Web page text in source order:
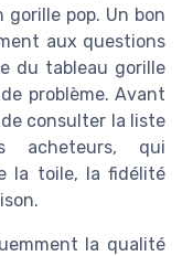
gorille pop. Un bon
aux questions
du tableau gorille
problème. Avant
consulter la liste
acheteurs, qui
la toile, la fidélité
la qualité